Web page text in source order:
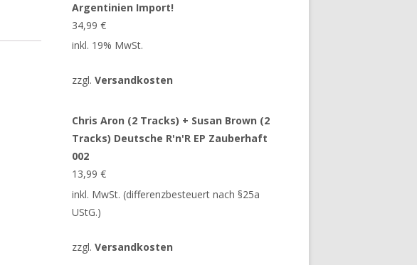
Argentinien Import!
34,99€
inkl. 19% MwSt.
zzgl.Versandkosten
Chris Aron (2 Tracks) + Susan Brown (2
Tracks) Deutsche R'n'R EP Zauberhaft
002
13,99€
inkl. MwSt. (differenzbesteuert nach §25a
UStG.)
zzgl.Versandkosten